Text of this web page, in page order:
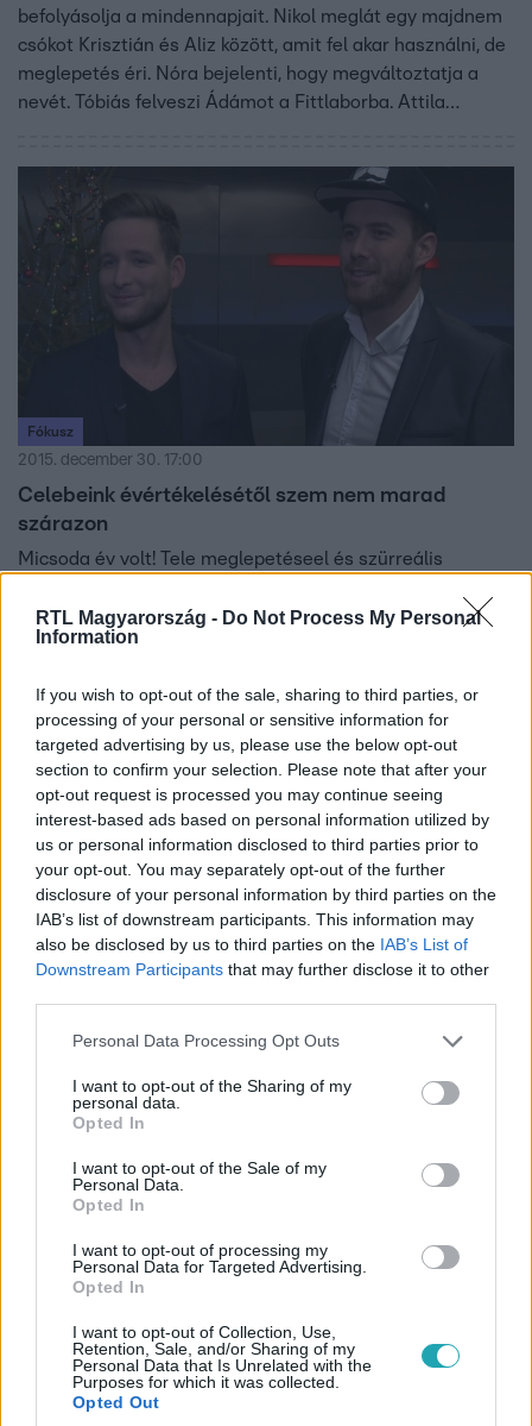
RTL Magyarország - Do Not Process My Personal
Information
If you wish to opt-out of the sale, sharing to third parties, or
processing of your personal or sensitive information for
targeted advertising by us, please use the below opt-out
section to confirm your selection. Please note that after your
opt-out request is processed you may continue seeing
interest-based ads based on personal information utilized by
us or personal information disclosed to third parties prior to
your opt-out. You may separately opt-out of the further
disclosure of your personal information by third parties on the
IAB’s list of downstream participants. This information may
also be disclosed by us to third parties on the IAB’s List of
Downstream Participants that may further disclose it to other
Please note that this website/app uses one or more Google
not limited to your visit or usage behaviour. You may click to
grant or deny consent to Google and its third-party tags to
use your data for below specified purposes in below Google
consent section.
Personal Data Processing Opt Outs
I want to opt-out of the Sharing of my
personal data.
Opted In
I want to opt-out of the Sale of my
Personal Data.
Opted In
I want to opt-out of processing my
Personal Data for Targeted Advertising.
Opted In
I want to opt-out of Collection, Use,
Retention, Sale, and/or Sharing of my
Personal Data that Is Unrelated with the
Purposes for which it was collected.
Opted Out
befolyásolja a mindennapjait. Nikol meglát egy majdnem
csókot Krisztián és Aliz között, amit fel akar használni, de
meglepetés éri. Nóra bejelenti, hogy megváltoztatja a
nevét. Tóbiás felveszi Ádámot a Fittlaborba. Attila
egyre furcsábban viselkedik, így Tóbiás is akcióba lendül,
hogy a kismamát ráébressze a viselkedésének
árnyoldalaira.
Fókusz
2015. december 30. 17:00
Celebeink évértékelésétől szem nem marad
szárazon
Micsoda év volt! Tele meglepetéseel és szürreális
hírességek is esendőek. Sok celebritás került olyan
helyzetbe, amelyre egy évvel ezelőtt rémálmában sem
történt!
1:41
2015. december 27. 17:25
Meglepték az átmeneti otthonban élőket
Ajándékokkal, ebéddel, és ingyen fodrásszal kedveskedett
átmeneti otthonában élőknek. A nehéz helyzetben lévő
családok közül sokaknak ez volt most az egyetlen ajándék
étterem és egy fodrászat is beszállt.